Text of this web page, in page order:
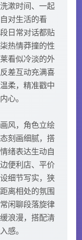
漱时间、一起
对生活的看
日常对话都贴
热情莽撞的性
看似冷淡的外
差互动充满喜
柔，精准戳中
心。
风，角色立绘
刻画细腻，搭
绪表达生动自
便利店、平价
细节写实，狭
离相处的氛围
闲聊段落旋律
浪漫，搭配清
感。